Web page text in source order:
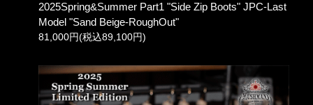
2025Spring&Summer Part1 "Side Zip Boots" JPC-Last
Model "Sand Beige-RoughOut"
81,000円(税込89,100円)